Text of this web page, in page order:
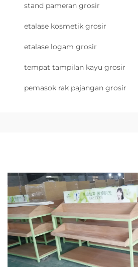
stand pameran grosir
etalase kosmetik grosir
etalase logam grosir
tempat tampilan kayu grosir
pemasok rak pajangan grosir